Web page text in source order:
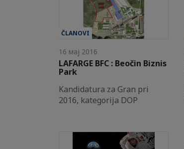
ČLANOVI
16 мај 2016
LAFARGE BFC : Beočin Biznis
Park
Kandidatura za Gran pri
2016, kategorija DOP